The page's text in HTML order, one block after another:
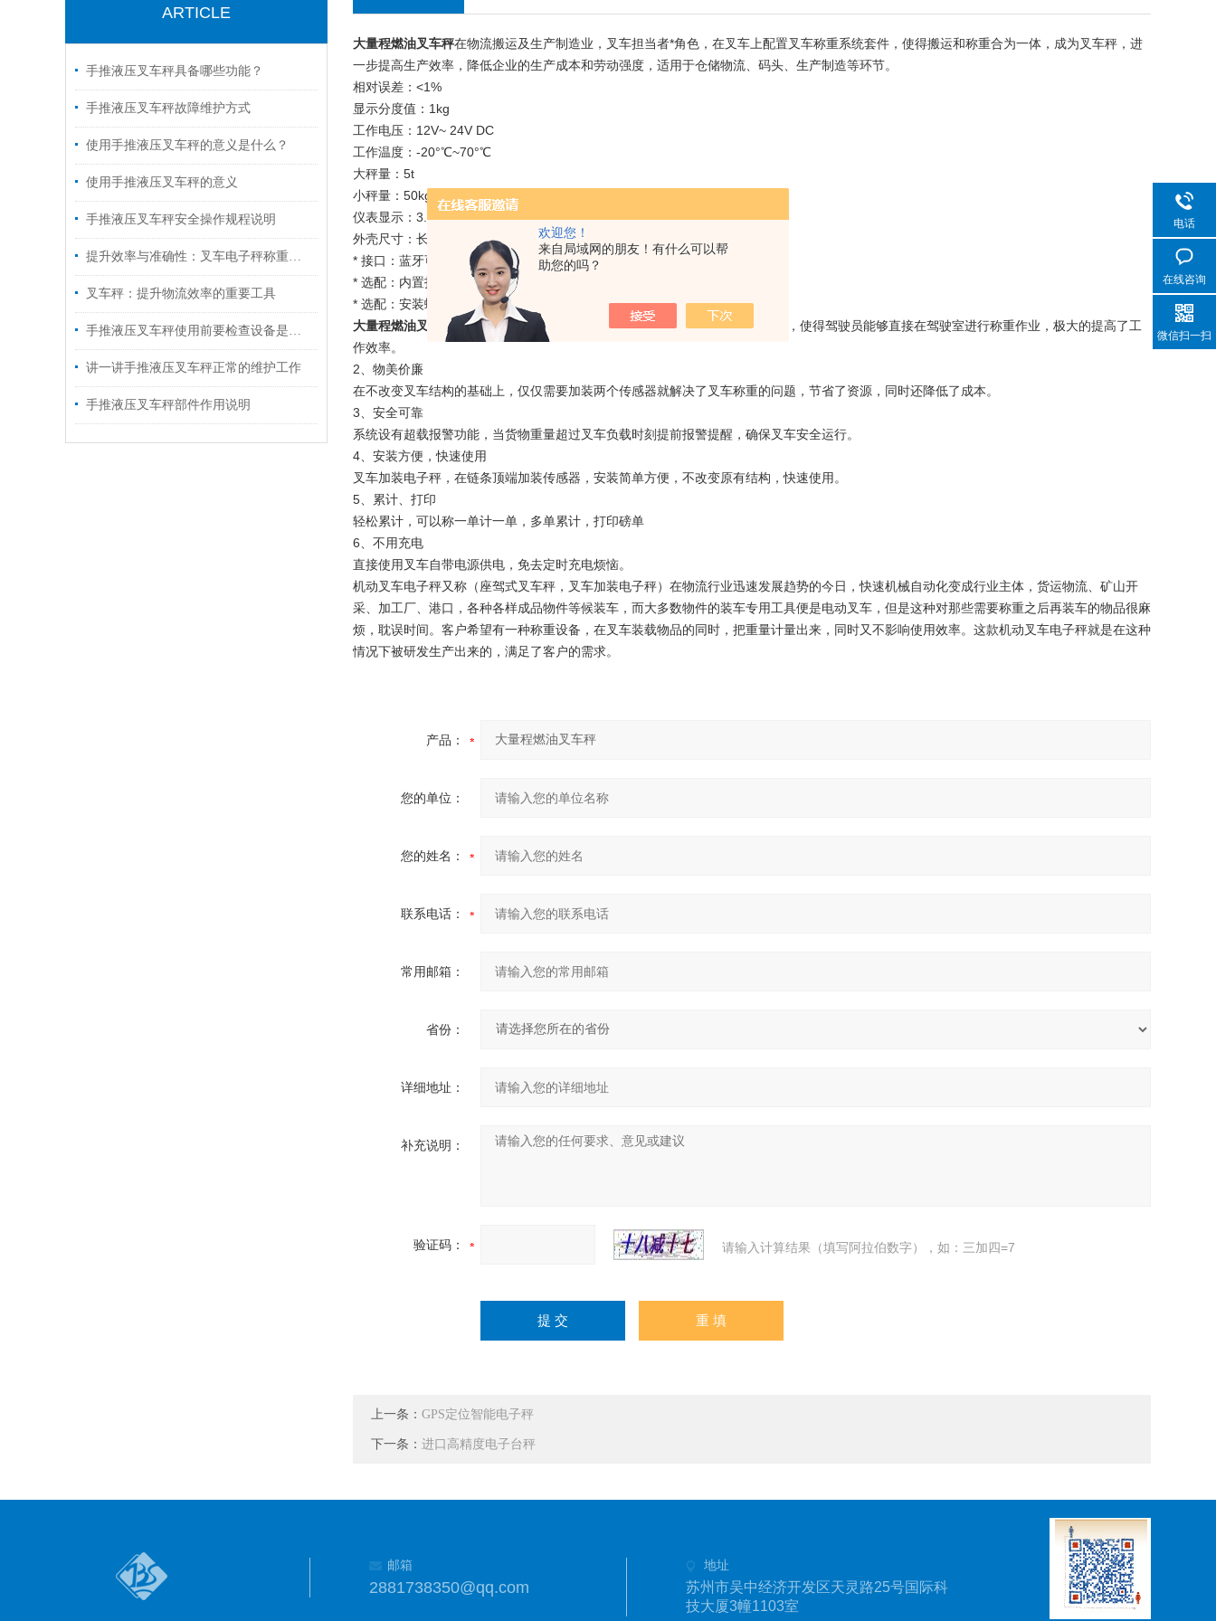
欢迎您！
来自局域网的朋友！有什么可以帮
助您的吗？
ARTICLE
手推液压叉车秤具备哪些功能？
手推液压叉车秤故障维护方式
使用手推液压叉车秤的意义是什么？
使用手推液压叉车秤的意义
手推液压叉车秤安全操作规程说明
提升效率与准确性：叉车电子秤称重系统的应用
叉车秤：提升物流效率的重要工具
手推液压叉车秤使用前要检查设备是否正常
讲一讲手推液压叉车秤正常的维护工作
手推液压叉车秤部件作用说明
大量程燃油叉车秤在物流搬运及生产制造业，叉车担当者*角色，在叉车上配置叉车称重系统套件，使得搬运和称重合为一体，成为叉车秤，进
一步提高生产效率，降低企业的生产成本和劳动强度，适用于仓储物流、码头、生产制造等环节。
相对误差：<1%
显示分度值：1kg
工作电压：12V~ 24V DC
工作温度：-20°℃~70°℃
大秤量：5t
小秤量：50kg
仪表显示：3.5寸TFT显示屏
外壳尺寸：长宽高130*115*215mm
* 接口：蓝牙可选；
* 选配：内置打印机；
* 选配：安装螺栓。1、高效称重
大量程燃油叉车秤
直接在叉车上安装称重传感器，称重显示仪表固定在驾驶室，使得驾驶员能够直接在驾驶室进行称重作业，极大的提高了工
作效率。
2、物美价廉
在不改变叉车结构的基础上，仅仅需要加装两个传感器就解决了叉车称重的问题，节省了资源，同时还降低了成本。
3、安全可靠
系统设有超载报警功能，当货物重量超过叉车负载时刻提前报警提醒，确保叉车安全运行。
4、安装方便，快速使用
叉车加装电子秤，在链条顶端加装传感器，安装简单方便，不改变原有结构，快速使用。
5、累计、打印
轻松累计，可以称一单计一单，多单累计，打印磅单
6、不用充电
直接使用叉车自带电源供电，免去定时充电烦恼。
机动叉车电子秤又称（座驾式叉车秤，叉车加装电子秤）在物流行业迅速发展趋势的今日，快速机械自动化变成行业主体，货运物流、矿山开
采、加工厂、港口，各种各样成品物件等候装车，而大多数物件的装车专用工具便是电动叉车，但是这种对那些需要称重之后再装车的物品很麻
烦，耽误时间。客户希望有一种称重设备，在叉车装载物品的同时，把重量计量出来，同时又不影响使用效率。这款机动叉车电子秤就是在这种
情况下被研发生产出来的，满足了客户的需求。
产品：
您的单位：
您的姓名：
联系电话：
常用邮箱：
省份：
详细地址：
补充说明：
验证码： 请输入计算结果（填写阿拉伯数字），如：三加四=7
上一条： GPS定位智能电子秤
下一条： 进口高精度电子台秤
邮箱
2881738350@qq.com
地址
苏州市吴中经济开发区天灵路25号国际科
技大厦3幢1103室
电话
在线咨询
微信扫一扫